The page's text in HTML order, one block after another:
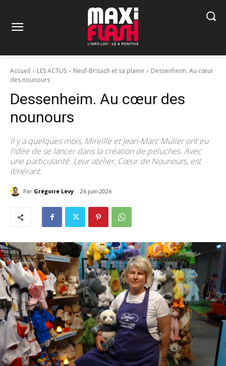
Accueil LES ACTUS Neuf-Brisach et sa plaine
Dessenheim. Au cœur
des nounours
Dessenheim. Au cœur des
nounours
Il y a quelques mois, Mireille et Jean-Marc Muller ont eu
l’idée de se lancer dans la création de peluches. Avec
une particularité. Leur atelier, Cœur de Nounours, est
itinérant.
Par Grégoire Levy 26 juin 2026